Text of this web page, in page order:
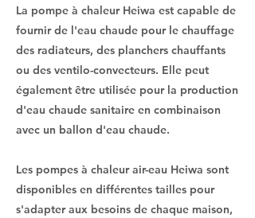
La pompe à chaleur Heiwa est capable de
fournir de l'eau chaude pour le chauffage
des radiateurs, des planchers chauffants
ou des ventilo-convecteurs. Elle peut
également être utilisée pour la production
d'eau chaude sanitaire en combinaison
avec un ballon d'eau chaude.
Les pompes à chaleur air-eau Heiwa sont
disponibles en différentes tailles pour
s'adapter aux besoins de chaque maison,